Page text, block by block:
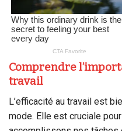
Comprendre
travail
L’efficacité au travail est
mode. Elle est cruciale